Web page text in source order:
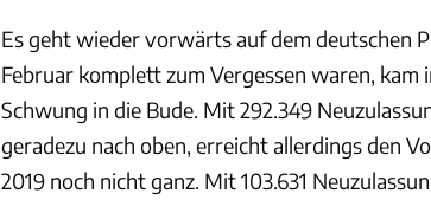
Es geht wieder vorwärts auf dem deutschen
Februar komplett zum Vergessen waren, kam
Schwung in die Bude. Mit 292.349
geradezu nach oben, erreicht allerdings den
2019 noch nicht ganz. Mit 103.631